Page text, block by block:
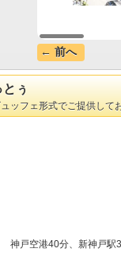
← 前へ
ぅ
フェ形式でご提供し
神戸空港40分、新神戸駅